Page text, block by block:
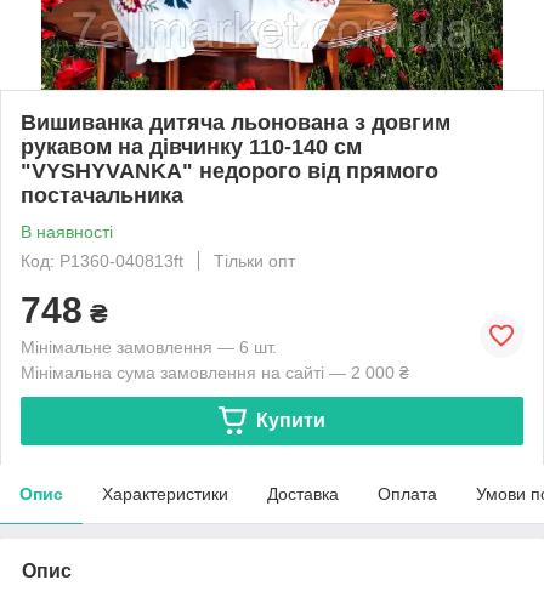
Вишиванка дитяча льонована з довгим
рукавом на дівчинку 110-140 см
"VYSHYVANKA" недорого від прямого
постачальника
В наявності
Код: P1360-040813ft
Тільки опт
748 ₴
Мінімальне замовлення — 6 шт.
Мінімальна сума замовлення на сайті — 2 000 ₴
Купити
Опис Характеристики Доставка Оплата Умови
Опис